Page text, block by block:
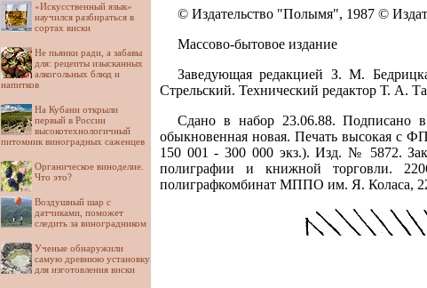
«Искусственный язык»
научился разбираться в
сортах виски
Не пьянки ради, а забавы
для: рецепты изысканных
алкогольных блюд и
напитков
На Кубани открыли
первый в России
высокотехнологичный
питомник виноградных саженцев
Органическое виноделие.
Что это?
Воздушный шар с
датчиками, поможет
следить за виноградником
Ученые обнаружили
самую древнюю установку
для изготовления виски
© Издательство "Полымя", 1987 ©
Массово-бытовое издание
Заведующая редакцией З. М.
Стрельский. Технический редактор Т. А.
Сдано в набор 23.06.88. Подписано
обыкновенная новая. Печать высокая с
150 001 - 300 000 экз.). Изд. № 5872.
полиграфии и книжной торговли.
полиграфкомбинат МППО им. Я. Коласа,